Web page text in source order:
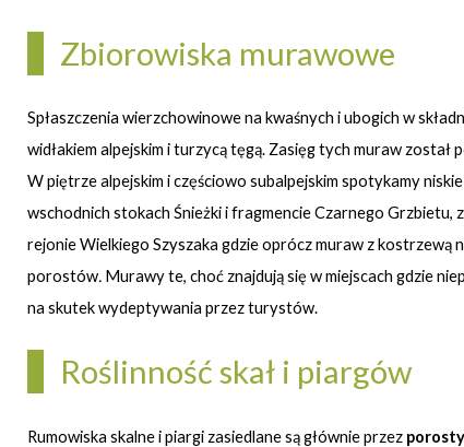
Zbiorowiska murawowe
Spłaszczenia wierzchowinowe na kwaśnych i ubogich w
widłakiem alpejskim i turzycą tęgą. Zasięg tych muraw
W piętrze alpejskim i częściowo subalpejskim spotykamy niskie
wschodnich stokach Śnieżki i fragmencie Czarnego Grzbietu,
rejonie Wielkiego Szyszaka gdzie oprócz muraw z kostrzewą
porostów. Murawy te, choć znajdują się w miejscach gdzie
na skutek wydeptywania przez turystów.
Roślinność skał i piargów
Rumowiska skalne i piargi zasiedlane są głównie przez